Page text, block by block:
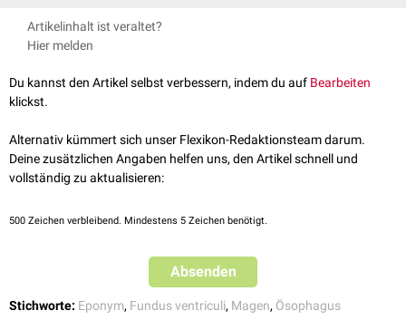
Bei Lockerung der Bandaufhängung kann der His-Winkel durch
Mobilisation des Ösophagus abstumpfen. Bei Winkelmaßen ab 90°
Ösophagus ein
gastroösophagealer Reflux Kardiainsuffizienz ).
Artikelinhalt ist veraltet?
Hier melden
Du kannst den Artikel selbst verbessern, indem du auf Bearbeiten
klickst.
Alternativ kümmert sich unser Flexikon-Redaktionsteam darum.
Deine zusätzlichen Angaben helfen uns, den Artikel schnell und
vollständig zu aktualisieren:
500 Zeichen verbleibend. Mindestens 5 Zeichen benötigt.
Absenden
Stichworte: Eponym, Fundus ventriculi, Magen, Ösophagus